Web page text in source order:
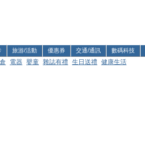
旅游/活動 優惠券 交通/通訊 數碼科技
電器 嬰童 雜誌有禮 生日送禮 健康生活